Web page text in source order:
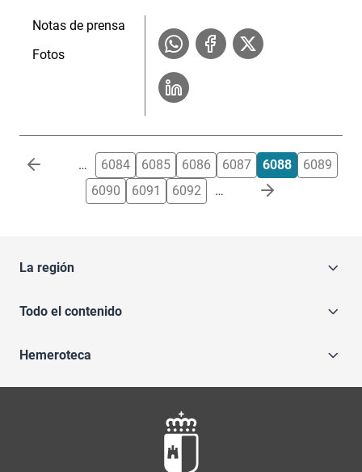
Notas de prensa
Fotos
Paginación … 6084 6085 6086 6087 6088
6089
6090
6091 6092 …
La región
Todo el contenido
Hemeroteca